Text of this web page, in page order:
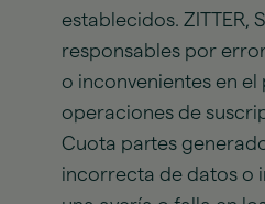
establecidos. ZITTER,
responsables por
o inconvenientes en
operaciones de
Cuota partes
incorrecta de datos o